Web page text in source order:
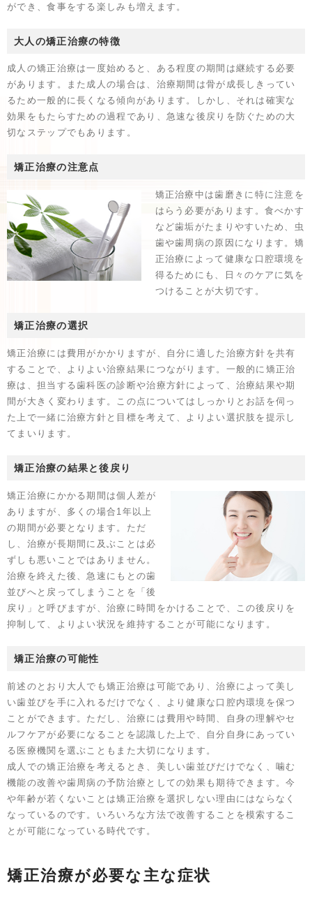
ができ、食事をする楽しみも増えます。
大人の矯正治療の特徴
成人の矯正治療は一度始めると、ある程度の期間は継続する必要
があります。また成人の場合は、治療期間は骨が成長しきってい
るため一般的に長くなる傾向があります。しかし、それは確実な
効果をもたらすための過程であり、急速な後戻りを防ぐための大
切なステップでもあります。
矯正治療の注意点
矯正治療中は歯磨きに特に注意を
はらう必要があります。食べかす
など歯垢がたまりやすいため、虫
歯や歯周病の原因になります。矯
正治療によって健康な口腔環境を
得るためにも、日々のケアに気を
つけることが大切です。
矯正治療の選択
矯正治療には費用がかかりますが、自分に適した治療方針を共有
することで、よりよい治療結果につながります。一般的に矯正治
療は、担当する歯科医の診断や治療方針によって、治療結果や期
間が大きく変わります。この点についてはしっかりとお話を伺っ
た上で一緒に治療方針と目標を考えて、よりよい選択肢を提示し
てまいります。
矯正治療の結果と後戻り
矯正治療にかかる期間は個人差が
ありますが、多くの場合1年以上
の期間が必要となります。ただ
し、治療が長期間に及ぶことは必
ずしも悪いことではありません。
治療を終えた後、急速にもとの歯
並びへと戻ってしまうことを「後
戻り」と呼びますが、治療に時間をかけることで、この後戻りを
抑制して、よりよい状況を維持することが可能になります。
矯正治療の可能性
前述のとおり大人でも矯正治療は可能であり、治療によって美し
い歯並びを手に入れるだけでなく、より健康な口腔内環境を保つ
ことができます。ただし、治療には費用や時間、自身の理解やセ
ルフケアが必要になることを認識した上で、自分自身にあってい
る医療機関を選ぶこともまた大切になります。
成人での矯正治療を考えるとき、美しい歯並びだけでなく、噛む
機能の改善や歯周病の予防治療としての効果も期待できます。今
や年齢が若くないことは矯正治療を選択しない理由にはならなく
なっているのです。いろいろな方法で改善することを模索するこ
とが可能になっている時代です。
矯正治療が必要な主な症状